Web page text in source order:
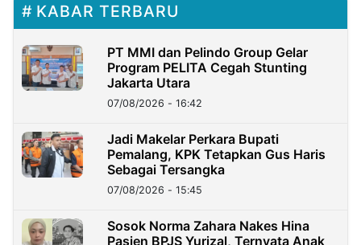
KABAR TERBARU
PT MMI dan Pelindo Group Gelar
Program PELITA Cegah Stunting
Jakarta Utara
07/08/2026 - 16:42
Jadi Makelar Perkara Bupati
Pemalang, KPK Tetapkan Gus Haris
Sebagai Tersangka
07/08/2026 - 15:45
Sosok Norma Zahara Nakes Hina
Pasien BPJS Yurizal, Ternyata Anak